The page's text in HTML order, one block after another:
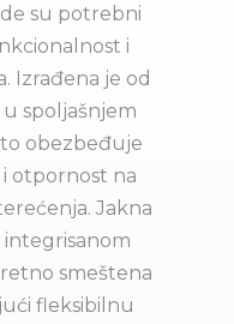
su potrebni
i
Izrađena je od
u spoljašnjem
obezbeđuje
otpornost na
Jakna
integrisanom
smeštena
fleksibilnu